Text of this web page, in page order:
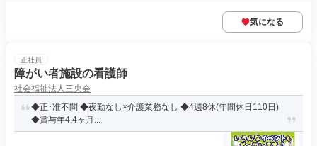
気になる
正社員
障がい者施設の看護師
社会福祉法人三央会
◆正･准不問 ◆夜勤なし×介護業務なし ◆4週8休(年間休日110日)
◆賞与年4.4ヶ月...